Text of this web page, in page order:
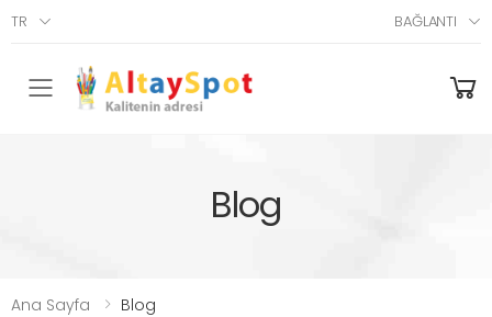
TR BAĞLANTI
Menü
Blog
Ana Sayfa Blog